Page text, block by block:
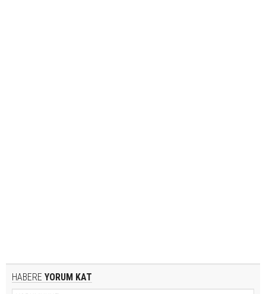
HABERE YORUM KAT